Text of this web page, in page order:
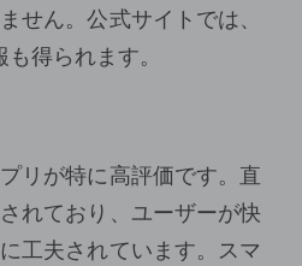
せん。公式サイトでは、
得られます。
リが特に高評価です。直
れており、ユーザーが快
工夫されています。スマ